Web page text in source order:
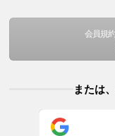
会員規
または